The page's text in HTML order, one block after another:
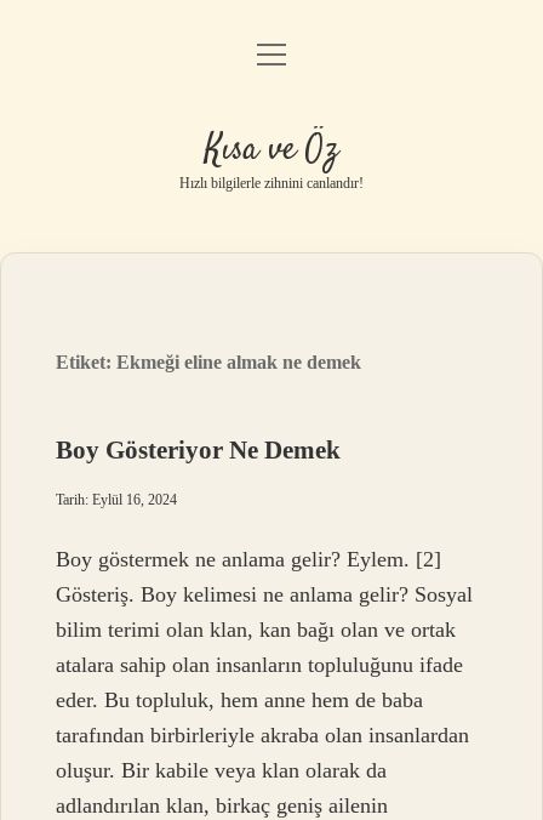
Anasayfa
Gizlilik Politikası
Yasal Uyarı
menüyü
Kısa ve Öz
Hızlı bilgilerle zihnini canlandır!
Etiket:Ekmeği eline almak ne demek
Boy Gösteriyor Ne Demek
Tarih: Eylül 16, 2024
Boy göstermek ne anlama gelir? Eylem. [2]
Gösteriş. Boy kelimesi ne anlama gelir? Sosyal
bilim terimi olan klan, kan bağı olan ve ortak
atalara sahip olan insanların topluluğunu ifade
eder. Bu topluluk, hem anne hem de baba
tarafından birbirleriyle akraba olan insanlardan
oluşur. Bir kabile veya klan olarak da
adlandırılan klan, birkaç geniş ailenin